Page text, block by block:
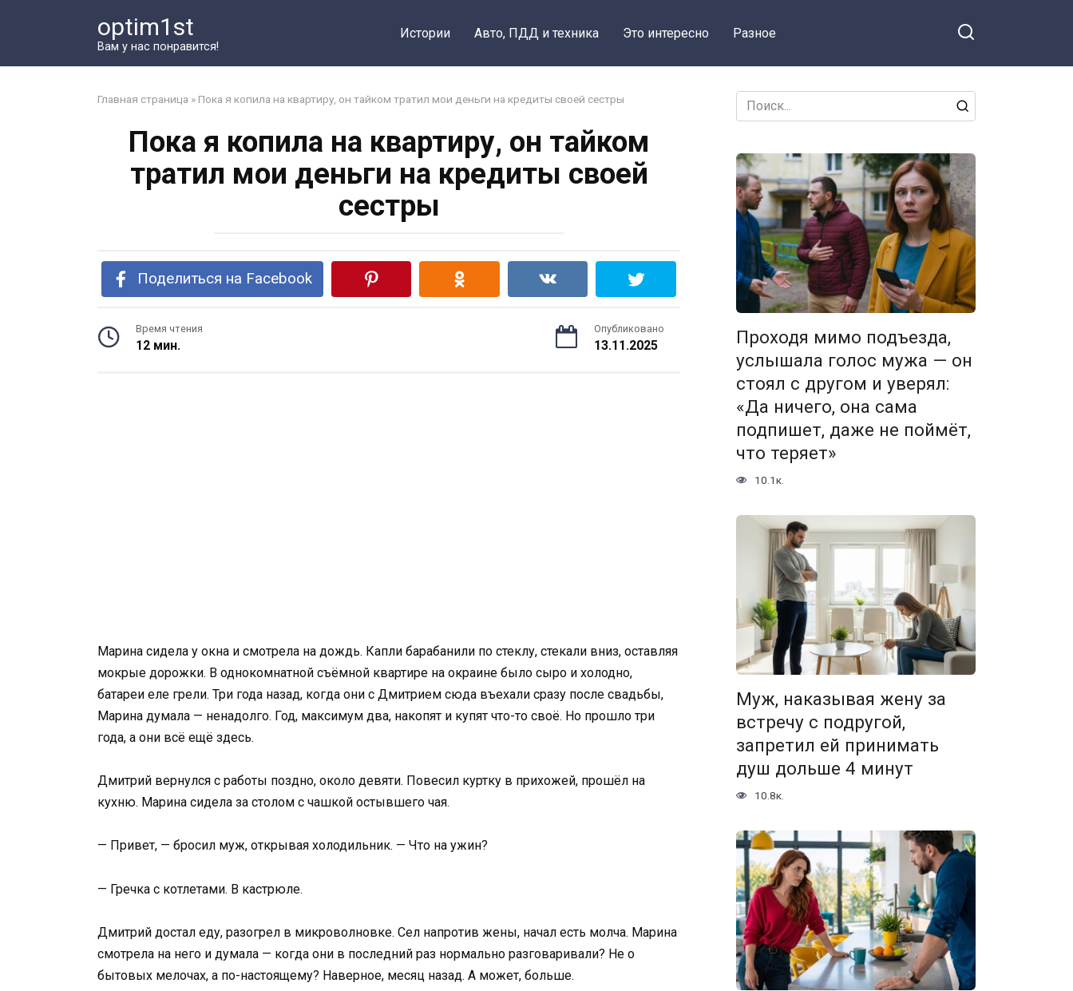
optim1st
Вам у нас понравится!
Истории Авто, ПДД и техника Это интересно Разное
Главная страница » Пока я копила на квартиру, он тайком тратил мои деньги на кредиты своей сестры
Пока я копила на квартиру, он тайком
тратил мои деньги на кредиты своей
сестры
Поделиться на Facebook
Время чтения
12 мин.
Опубликовано
13.11.2025
Марина сидела у окна и смотрела на дождь. Капли барабанили по стеклу, стекали вниз, оставляя
мокрые дорожки. В однокомнатной съёмной квартире на окраине было сыро и холодно,
батареи еле грели. Три года назад, когда они с Дмитрием сюда въехали сразу после свадьбы,
Марина думала — ненадолго. Год, максимум два, накопят и купят что-то своё. Но прошло три
года, а они всё ещё здесь.
Дмитрий вернулся с работы поздно, около девяти. Повесил куртку в прихожей, прошёл на
кухню. Марина сидела за столом с чашкой остывшего чая.
— Привет, — бросил муж, открывая холодильник. — Что на ужин?
— Гречка с котлетами. В кастрюле.
Дмитрий достал еду, разогрел в микроволновке. Сел напротив жены, начал есть молча. Марина
смотрела на него и думала — когда они в последний раз нормально разговаривали? Не о
бытовых мелочах, а по-настоящему? Наверное, месяц назад. А может, больше.
Search
for:
Проходя мимо подъезда,
услышала голос мужа — он
стоял с другом и уверял:
«Да ничего, она сама
подпишет, даже не поймёт,
что теряет»
10.1к.
Муж, наказывая жену за
встречу с подругой,
запретил ей принимать
душ дольше 4 минут
10.8к.